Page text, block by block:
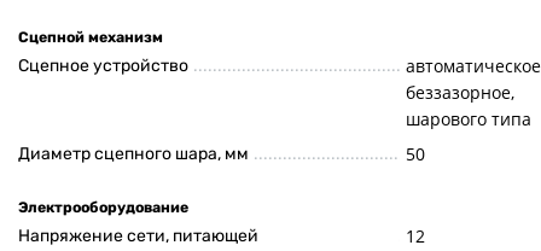
Сцепной механизм
Сцепное устройство
беззазорное,
шарового типа
Диаметр сцепного шара, мм 50
Электрооборудование
Напряжение сети, питающей
12